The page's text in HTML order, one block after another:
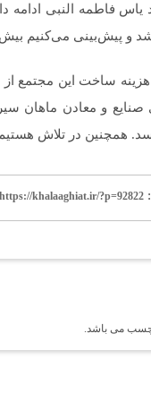
بیش از ۷۰ میلیارد تومان در شرایط فعلی هزینه
هزینه ساخت این مجتمع
همچنین در تلاش هستیم
https://khalaaghiat.ir/?p=92822
می باشد.